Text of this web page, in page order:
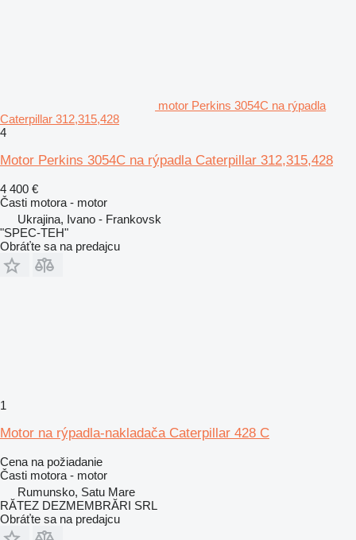
motor Perkins 3054C na rýpadla
Caterpillar 312,315,428
4
Motor Perkins 3054C na rýpadla Caterpillar 312,315,428
4 400 €
Časti motora - motor
Ukrajina, Ivano - Frankovsk
"SPEC-TEH"
Obráťte sa na predajcu
1
Motor na rýpadla-nakladača Caterpillar 428 C
Cena na požiadanie
Časti motora - motor
Rumunsko, Satu Mare
RĂTEZ DEZMEMBRĂRI SRL
Obráťte sa na predajcu